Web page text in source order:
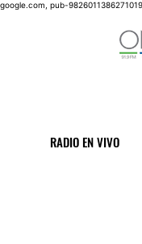
google.com, pub-
RADIO EN VIVO